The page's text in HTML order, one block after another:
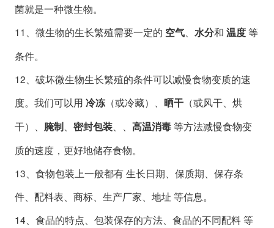
菌就是一种微生物。
11、微生物的生长繁殖需要一定的 空气、 水分和 温度等
条件。
12、破坏微生物生长繁殖的条件可以减慢食物变质的速
度。我们可以用 冷冻（或冷藏）、 晒干（或风干、烘
干）、 腌制、 密封包装、、 高温消毒等方法减慢食物变
质的速度，更好地储存食物。
13、食物包装上一般都有 生长日期、保质期、保存条
件、配料表、商标、生产厂家、地址 等信息。
14、食品的特点、包装保存的方法、食品的不同配料 等